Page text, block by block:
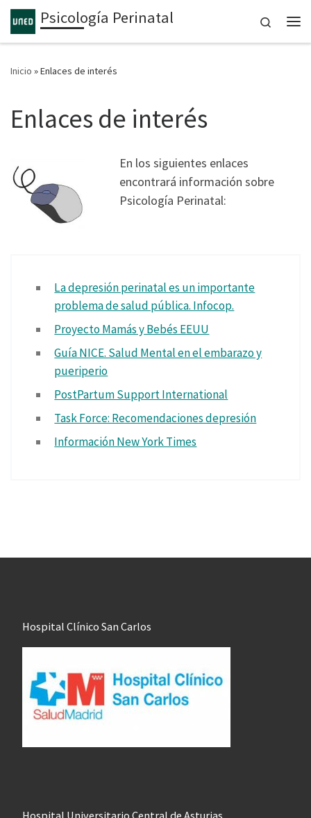
Saltar al contenido
Psicología Perinatal Search
Inicio »Enlaces de interés
Enlaces de interés
En los siguientes enlaces
encontrará información sobre
Psicología Perinatal:
La depresión perinatal es un importante
problema de salud pública. Infocop.
Proyecto Mamás y Bebés EEUU
Guía NICE. Salud Mental en el embarazo y
pueriperio
PostPartum Support International
Task Force: Recomendaciones depresión
Información New York Times
Hospital Clínico San Carlos
Hospital Universitario Central de Asturias